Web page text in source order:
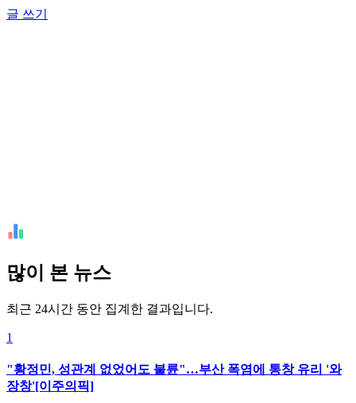
글 쓰기
많이 본 뉴스
최근 24시간 동안 집계한 결과입니다.
1
"황정민, 성관계 없었어도 불륜"…부산 폭염에 통창 유리 '와
장창'[이주의픽]